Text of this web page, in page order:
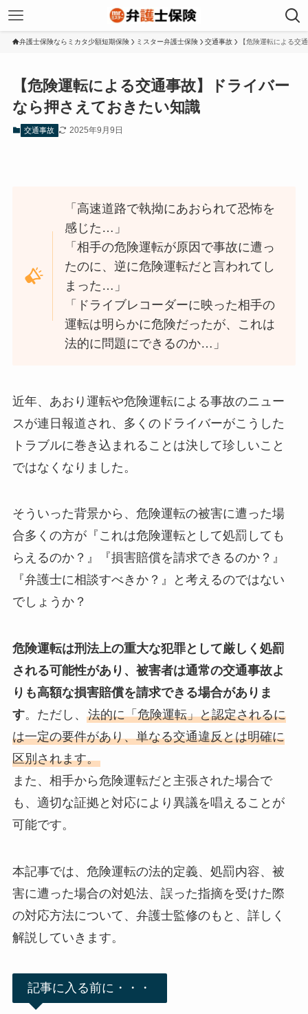
弁護士保険ならミカタ少額短期保険 ミスター弁護士保険 交通事故 【危険運転による交
【危険運転による交通事故】ドライバー
なら押さえておきたい知識
交通事故 2025年9月9日
「高速道路で執拗にあおられて恐怖を
感じた…」
「相手の危険運転が原因で事故に遭っ
たのに、逆に危険運転だと言われてし
まった…」
「ドライブレコーダーに映った相手の
運転は明らかに危険だったが、これは
法的に問題にできるのか…」
近年、あおり運転や危険運転による事故のニュー
スが連日報道され、多くのドライバーがこうした
トラブルに巻き込まれることは決して珍しいこと
ではなくなりました。
そういった背景から、危険運転の被害に遭った場
合多くの方が『これは危険運転として処罰しても
らえるのか？』『損害賠償を請求できるのか？』
『弁護士に相談すべきか？』と考えるのではない
でしょうか？
危険運転は刑法上の重大な犯罪として厳しく処罰
される可能性があり、被害者は通常の交通事故よ
りも高額な損害賠償を請求できる場合がありま
す。ただし、 法的に「危険運転」と認定されるに
は一定の要件があり、単なる交通違反とは明確に
区別されます。
また、相手から危険運転だと主張された場合で
も、適切な証拠と対応により異議を唱えることが
可能です。
本記事では、危険運転の法的定義、処罰内容、被
害に遭った場合の対処法、誤った指摘を受けた際
の対応方法について、弁護士監修のもと、詳しく
解説していきます。
記事に入る前に・・・